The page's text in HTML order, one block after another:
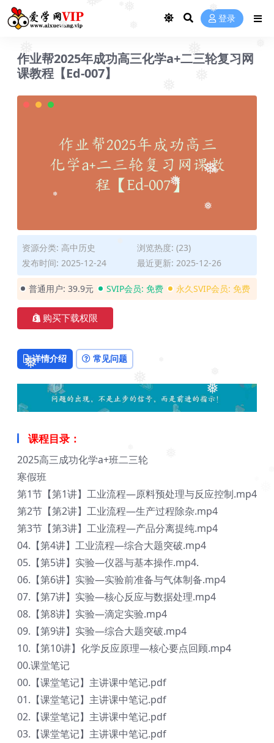
❅
❅ ❅
❅
❅
❅
❅
❅
❅
❅ ❅
❅
登录
作业帮2025年成功高三化学a+二三轮复习网
课教程【Ed-007】
资源分类: 高中历史
浏览热度: (23)
发布时间: 2025-12-24
最近更新: 2025-12-26
普通用户: 39.9元 SVIP会员: 免费 永久SVIP会员: 免费
购买下载权限
详情介绍 常见问题
课程目录：
2025高三成功化学a+班二三轮
寒假班
第1节【第1讲】工业流程—原料预处理与反应控制.mp4
第2节【第2讲】工业流程—生产过程除杂.mp4
第3节【第3讲】工业流程—产品分离提纯.mp4
04.【第4讲】工业流程—综合大题突破.mp4
05.【第5讲】实验—仪器与基本操作.mp4.
06.【第6讲】实验—实验前准备与气体制备.mp4
07.【第7讲】实验—核心反应与数据处理.mp4
08.【第8讲】实验—滴定实验.mp4
09.【第9讲】实验—综合大题突破.mp4
10.【第10讲】化学反应原理—核心要点回顾.mp4
00.课堂笔记
00.【课堂笔记】主讲课中笔记.pdf
01.【课堂笔记】主讲课中笔记.pdf
02.【课堂笔记】主讲课中笔记.pdf
03.【课堂笔记】主讲课中笔记.pdf